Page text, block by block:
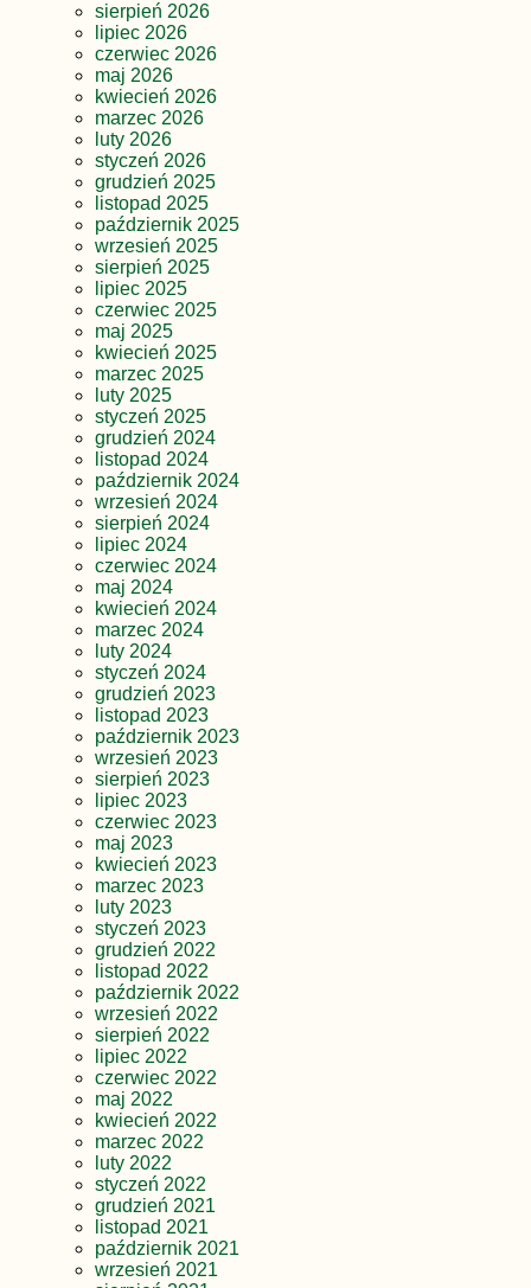
sierpień 2026
lipiec 2026
czerwiec 2026
maj 2026
kwiecień 2026
marzec 2026
luty 2026
styczeń 2026
grudzień 2025
listopad 2025
październik 2025
wrzesień 2025
sierpień 2025
lipiec 2025
czerwiec 2025
maj 2025
kwiecień 2025
marzec 2025
luty 2025
styczeń 2025
grudzień 2024
listopad 2024
październik 2024
wrzesień 2024
sierpień 2024
lipiec 2024
czerwiec 2024
maj 2024
kwiecień 2024
marzec 2024
luty 2024
styczeń 2024
grudzień 2023
listopad 2023
październik 2023
wrzesień 2023
sierpień 2023
lipiec 2023
czerwiec 2023
maj 2023
kwiecień 2023
marzec 2023
luty 2023
styczeń 2023
grudzień 2022
listopad 2022
październik 2022
wrzesień 2022
sierpień 2022
lipiec 2022
czerwiec 2022
maj 2022
kwiecień 2022
marzec 2022
luty 2022
styczeń 2022
grudzień 2021
listopad 2021
październik 2021
wrzesień 2021